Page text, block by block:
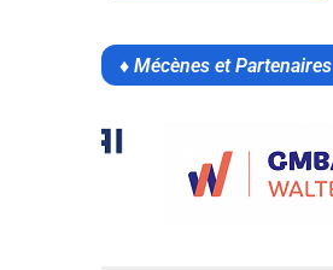
♦ Mécènes et Partenaires